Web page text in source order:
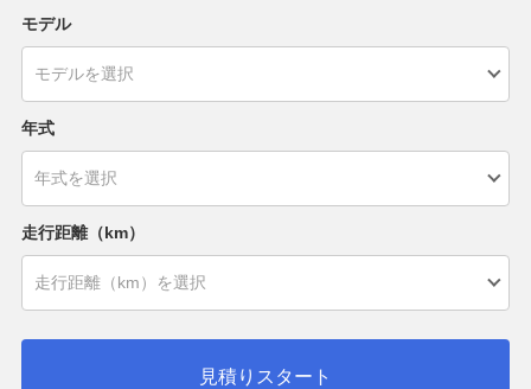
モデル
年式
走行距離（km）
見積りスタート